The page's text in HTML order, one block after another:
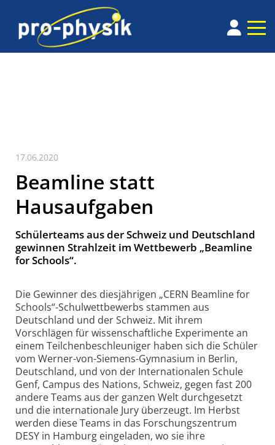
17.06.2020
Beamline statt
Hausaufgaben
Schülerteams aus der Schweiz und Deutschland
gewinnen Strahlzeit im Wettbewerb „Beamline
for Schools“.
Die Gewinner des diesjährigen „CERN Beamline for
Schools“-Schul­wettbewerbs stammen aus
Deutschland und der Schweiz. Mit ihrem
Vorschlägen für wissenschaftliche Experimente an
einem Teilchen­beschleuniger haben sich die Schüler
vom Werner-von-Siemens-Gymnasium in Berlin,
Deutschland, und von der Internationalen Schule
Genf, Campus des Nations, Schweiz, gegen fast 200
andere Teams aus der ganzen Welt durchgesetzt
und die internationale Jury überzeugt. Im Herbst
werden diese Teams in das Forschungs­zentrum
DESY in Hamburg eingeladen, wo sie ihre